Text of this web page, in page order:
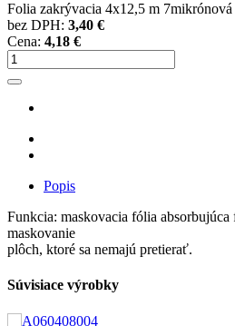
Folia zakrývacia 4x12,5 m 7mikrónová
bez DPH: 3,40 €
Cena: 4,18 €
Popis
Funkcia: maskovacia fólia absorbujúca
maskovanie
plôch, ktoré sa nemajú pretierať.
Súvisiace výrobky